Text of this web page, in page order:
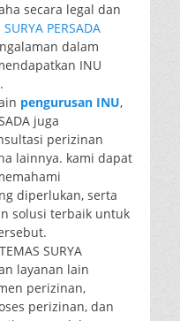
secara legal dan
PERSADA
dalam
INU
pengurusan INU,
juga
perizinan
lainnya. kami dapat
diperlukan, serta
solusi terbaik untuk
SURYA
layanan lain
perizinan,
perizinan, dan